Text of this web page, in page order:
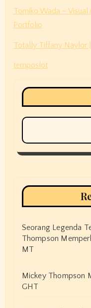
Tomiko Wada –
Portfolio
Totally Tiffany Naylor
temposlot
Seorang Legenda
Thompson
MT
Mickey Thompson
GHT